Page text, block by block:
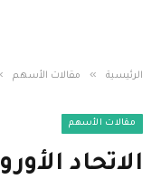
الرئيسية » مقالات الأسهم
مقالات الأسهم
الاتحاد